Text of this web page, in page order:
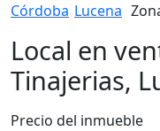
Córdoba Lucena
Local en
Tinajerias,
Precio del inmueble